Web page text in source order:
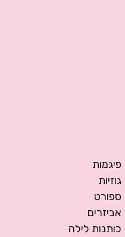
פיגמות
גוזיות
ספורט
אביזרים
כותנות לילה